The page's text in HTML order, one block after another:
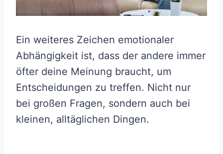
Ein weiteres Zeichen emotionaler
Abhängigkeit ist, dass der andere immer
öfter deine Meinung braucht, um
Entscheidungen zu treffen. Nicht nur
bei großen Fragen, sondern auch bei
kleinen, alltäglichen Dingen.